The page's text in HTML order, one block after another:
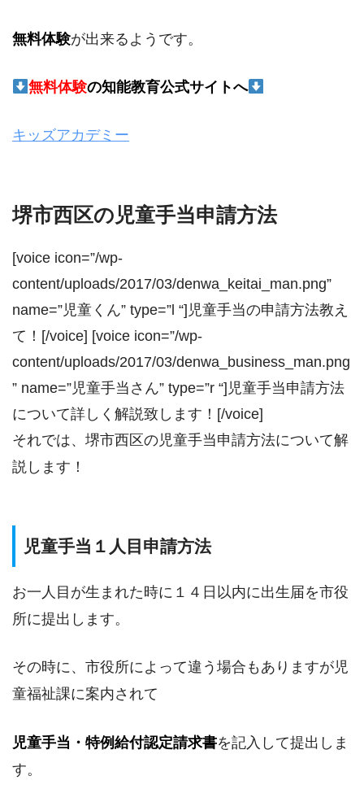
無料体験が出来るようです。
無料体験の知能教育公式サイトへ
キッズアカデミー
堺市西区の児童手当申請方法
[voice icon=”/wp-
content/uploads/2017/03/denwa_keitai_man.png”
name=”児童くん” type=”l “]児童手当の申請方法教え
て！[/voice] [voice icon=”/wp-
content/uploads/2017/03/denwa_business_man.png
” name=”児童手当さん” type=”r “]児童手当申請方法
について詳しく解説致します！[/voice]
それでは、堺市西区の児童手当申請方法について解
説します！
児童手当１人目申請方法
お一人目が生まれた時に１４日以内に出生届を市役
所に提出します。
その時に、市役所によって違う場合もありますが児
童福祉課に案内されて
児童手当・特例給付認定請求書を記入して提出しま
す。